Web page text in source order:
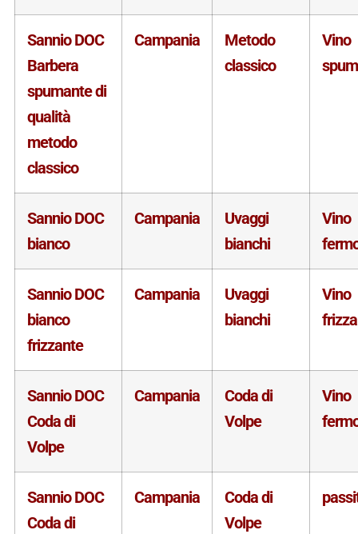
Sannio DOC
Barbera
spumante di
qualità
metodo
classico
Campania
Metodo
classico
Vino
Sannio DOC
bianco
Campania
Uvaggi
bianchi
Vino
Sannio DOC
bianco
frizzante
Campania
Uvaggi
bianchi
Vino
Sannio DOC
Coda di
Volpe
Campania
Coda di
Volpe
Vino
Sannio DOC
Coda di
Campania
Coda di
Volpe